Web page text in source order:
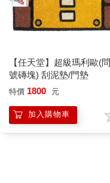
【任天堂】超級瑪利歐(問
號磚塊) 刮泥墊/門墊
特價 1800 元
加入購物車